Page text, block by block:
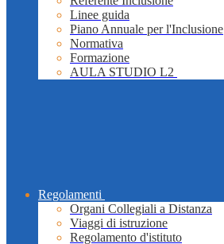
Linee guida
Piano Annuale per l'Inclusione
Normativa
Formazione
AULA STUDIO L2
Regolamenti
Organi Collegiali a Distanza
Viaggi di istruzione
Regolamento d'istituto